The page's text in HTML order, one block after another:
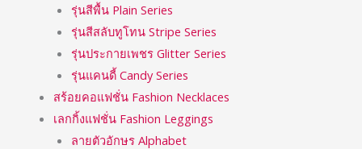
รุ่นสีพื้น Plain Series
รุ่นสีสลับทูโทน Stripe Series
รุ่นประกายเพชร Glitter Series
รุ่นแคนดี้ Candy Series
สร้อยคอแฟชั่น Fashion Necklaces
เลกกิ้งแฟชั่น Fashion Leggings
ลายตัวอักษร Alphabet